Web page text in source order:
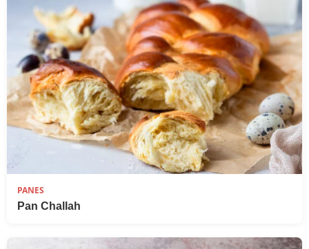
PANES
Pan Challah